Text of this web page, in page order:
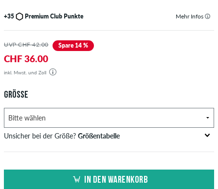
+35 Premium Club Punkte Mehr Infos
UVP CHF 42.00 Spare 14 %
CHF 36.00
inkl. Mwst. und Zoll
GRÖSSE
Unsicher bei der Größe? Größentabelle
US EU
in cm
in cm
IN DEN WARENKORB